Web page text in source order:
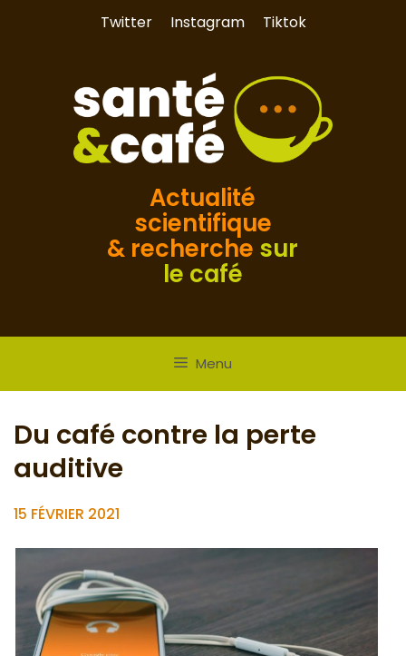
Twitter Instagram Tiktok
Actualité
scientifique
& recherche sur
le café
Menu
Du café contre la perte
auditive
15 FÉVRIER 2021